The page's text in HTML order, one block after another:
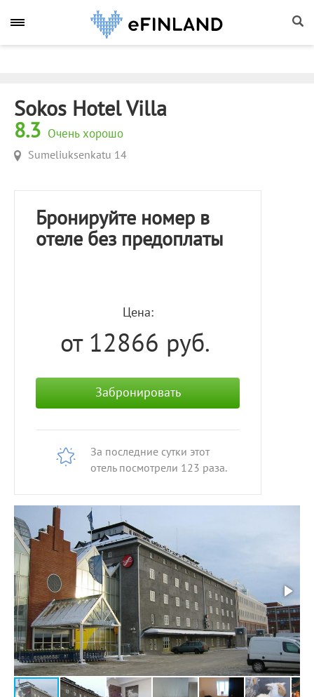
Sokos Hotel Villa
8.3 Очень хорошо
Sumeliuksenkatu 14
Бронируйте номер в
отеле без предоплаты
Цена:
от 12866 руб.
Забронировать
За последние сутки этот
отель посмотрели 123 раза.